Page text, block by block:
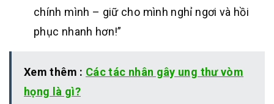
chính mình – giữ cho mình nghỉ ngơi và hồi
phục nhanh hơn!”
Xem thêm : Các tác nhân gây ung thư vòm
họng là gì?